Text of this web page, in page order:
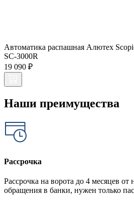
Автоматика распашная Алютех
SC-3000R
19 090 ₽
Наши преимущества
Рассрочка
Рассрочка на ворота до 4 месяцев
обращения в банки, нужен только